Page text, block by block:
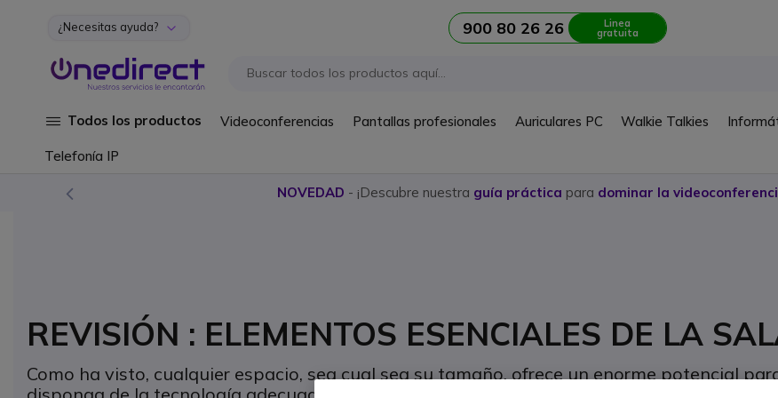
Ir al contenido
¿Necesitas ayuda? 900 80 26 26 Linea
gratuita
Todos los productos Videoconferencias Pantallas profesionales Auriculares PC Walkie Talkies
Telefonía IP
NOVEDAD - ¡Descubre nuestra guía práctica para dominar la
REVISIÓN : ELEMENTOS ESENCIALES DE LA
Como ha visto, cualquier espacio, sea cual sea su tamaño, ofrece un enorme potencial